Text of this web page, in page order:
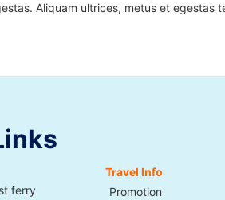
Aliquam ultrices, metus et egestas
ferry
Travel Info
Promotion